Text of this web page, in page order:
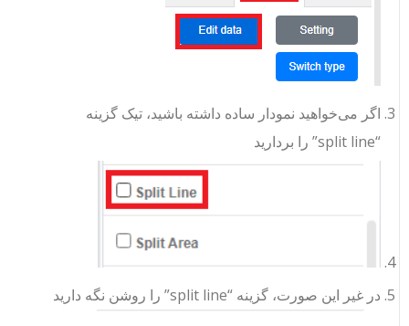
اگر می‌خواهید نمودار ساده داشته باشید، تیک گزینه
در غیر این صورت، گزینه “split line” را روشن نگه دارید